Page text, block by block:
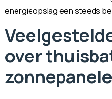
energieopslag een steeds
over